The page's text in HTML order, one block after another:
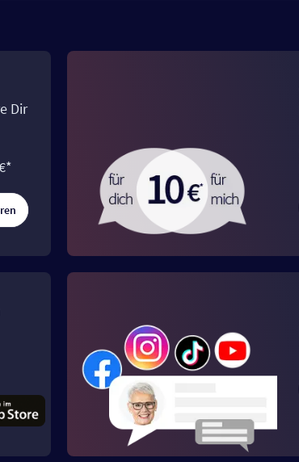
Dir